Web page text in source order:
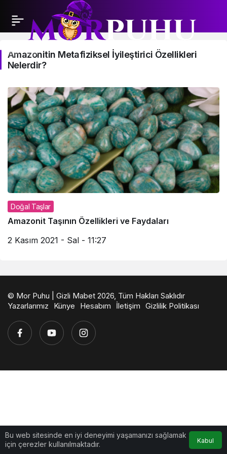
Amazonitin
Metafiziksel
İyileştirici
Özellikleri
Nelerdir?
Haberleri
Amazonitin Metafiziksel İyileştirici Özellikleri
Nelerdir?
Doğal Taşlar
Amazonit Taşının Özellikleri ve Faydaları
2 Kasım 2021 - Sal - 11:27
Bu web sitesinde en iyi deneyimi yaşamanızı sağlamak
için çerezler kullanılmaktadır.
Kabul
© Mor Puhu | Gizli Mabet 2026, Tüm Hakları Saklıdır
Yazarlarımız
Künye Hesabım İletişim Gizlilik Politikası